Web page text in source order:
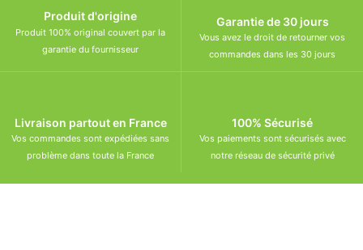
Produit d'origine
Produit 100% original couvert par la
garantie du fournisseur
Garantie de 30 jours
Vous avez le droit de retourner vos
commandes dans les 30 jours
Livraison partout en France
Vos commandes sont expédiées sans
problème dans toute la France
100% Sécurisé
Vos paiements sont sécurisés avec
notre réseau de sécurité privé